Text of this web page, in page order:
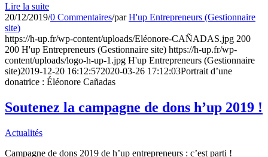
Lire la suite
20/12/2019/0 Commentaires/parH'up Entrepreneurs (Gestionnaire
site)
https://h-up.fr/wp-content/uploads/Eléonore-CAÑADAS.jpg 200
200 H'up Entrepreneurs (Gestionnaire site) https://h-up.fr/wp-
content/uploads/logo-h-up-1.jpg H'up Entrepreneurs (Gestionnaire
site)2019-12-20 16:12:572020-03-26 17:12:03Portrait d’une
donatrice : Éléonore Cañadas
Soutenez la campagne de dons h’up 2019 !
Actualités
Campagne de dons 2019 de h’up entrepreneurs : c’est parti !